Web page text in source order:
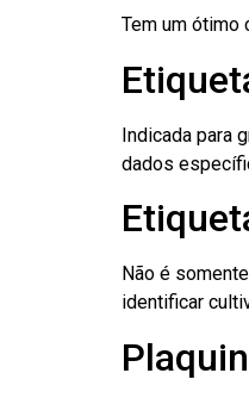
Tem um ótimo
Indicada para
dados
Não é
identificar